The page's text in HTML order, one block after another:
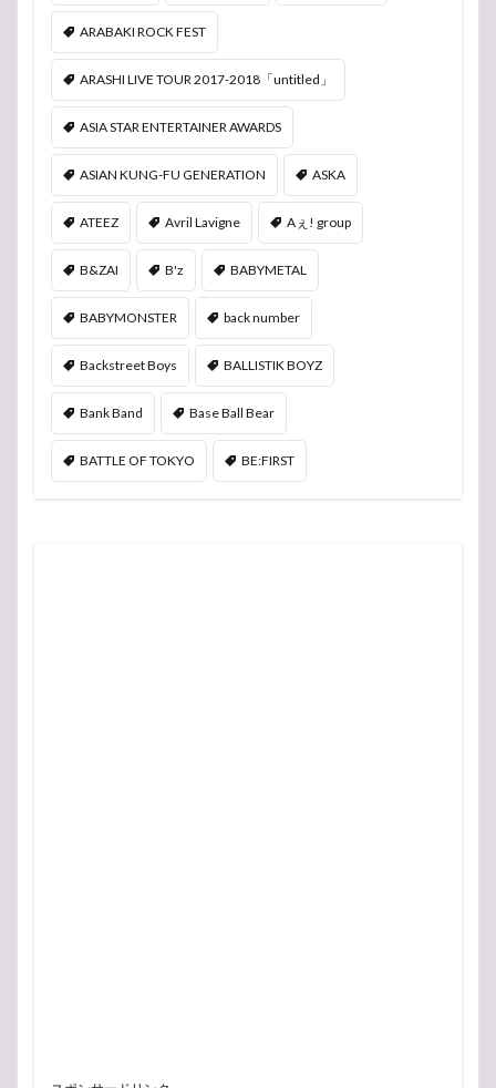
ARABAKI ROCK FEST
ARASHI LIVE TOUR 2017-2018「untitled」
ASIA STAR ENTERTAINER AWARDS
ASIAN KUNG-FU GENERATION ASKA
ATEEZ Avril Lavigne Aぇ! group
B&ZAI B'z BABYMETAL
BABYMONSTER back number
Backstreet Boys BALLISTIK BOYZ
Bank Band Base Ball Bear
BATTLE OF TOKYO BE:FIRST